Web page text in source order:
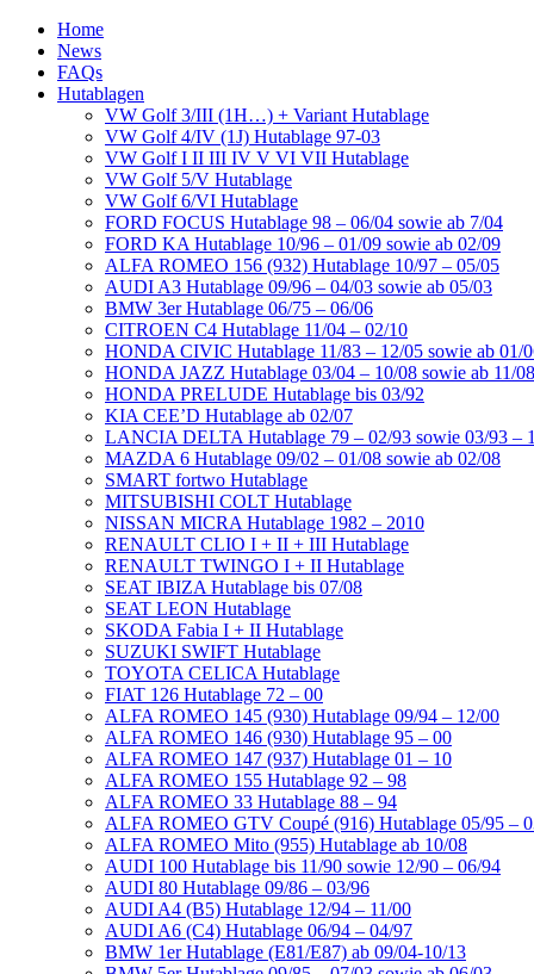
Home
News
FAQs
Hutablagen
VW Golf 3/III (1H…) + Variant Hutablage
VW Golf 4/IV (1J) Hutablage 97-03
VW Golf I II III IV V VI VII Hutablage
VW Golf 5/V Hutablage
VW Golf 6/VI Hutablage
FORD FOCUS Hutablage 98 – 06/04 sowie ab 7/04
FORD KA Hutablage 10/96 – 01/09 sowie ab 02/09
ALFA ROMEO 156 (932) Hutablage 10/97 – 05/05
AUDI A3 Hutablage 09/96 – 04/03 sowie ab 05/03
BMW 3er Hutablage 06/75 – 06/06
CITROEN C4 Hutablage 11/04 – 02/10
HONDA CIVIC Hutablage 11/83 – 12/05 sowie ab 01/
HONDA JAZZ Hutablage 03/04 – 10/08 sowie ab 11/08
HONDA PRELUDE Hutablage bis 03/92
KIA CEE’D Hutablage ab 02/07
LANCIA DELTA Hutablage 79 – 02/93 sowie 03/93 –
MAZDA 6 Hutablage 09/02 – 01/08 sowie ab 02/08
SMART fortwo Hutablage
MITSUBISHI COLT Hutablage
NISSAN MICRA Hutablage 1982 – 2010
RENAULT CLIO I + II + III Hutablage
RENAULT TWINGO I + II Hutablage
SEAT IBIZA Hutablage bis 07/08
SEAT LEON Hutablage
SKODA Fabia I + II Hutablage
SUZUKI SWIFT Hutablage
TOYOTA CELICA Hutablage
FIAT 126 Hutablage 72 – 00
ALFA ROMEO 145 (930) Hutablage 09/94 – 12/00
ALFA ROMEO 146 (930) Hutablage 95 – 00
ALFA ROMEO 147 (937) Hutablage 01 – 10
ALFA ROMEO 155 Hutablage 92 – 98
ALFA ROMEO 33 Hutablage 88 – 94
ALFA ROMEO GTV Coupé (916) Hutablage 05/95 –
ALFA ROMEO Mito (955) Hutablage ab 10/08
AUDI 100 Hutablage bis 11/90 sowie 12/90 – 06/94
AUDI 80 Hutablage 09/86 – 03/96
AUDI A4 (B5) Hutablage 12/94 – 11/00
AUDI A6 (C4) Hutablage 06/94 – 04/97
BMW 1er Hutablage (E81/E87) ab 09/04-10/13